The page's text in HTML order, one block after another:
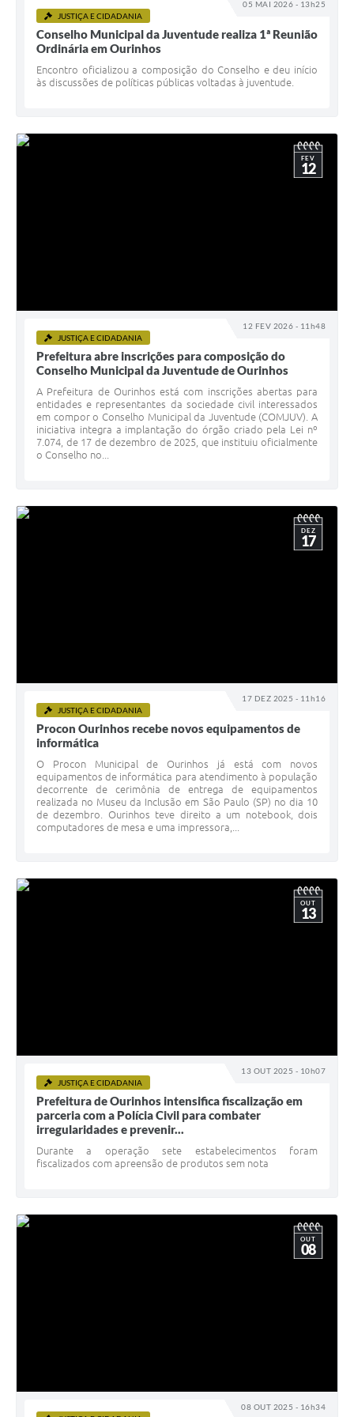
05 MAI 2026 - 13h25
JUSTIÇA E CIDADANIA
Conselho Municipal da Juventude realiza 1ª Reunião
Ordinária em Ourinhos
Encontro oficializou a composição do Conselho e deu início
às discussões de políticas públicas voltadas à juventude.
12 FEV 2026 - 11h48
FEV
12
JUSTIÇA E CIDADANIA
Prefeitura abre inscrições para composição do
Conselho Municipal da Juventude de Ourinhos
A Prefeitura de Ourinhos está com inscrições abertas para
entidades e representantes da sociedade civil interessados
em compor o Conselho Municipal da Juventude (COMJUV). A
iniciativa integra a implantação do órgão criado pela Lei nº
7.074, de 17 de dezembro de 2025, que instituiu oficialmente
o Conselho no...
17 DEZ 2025 - 11h16
DEZ
17
JUSTIÇA E CIDADANIA
Procon Ourinhos recebe novos equipamentos de
informática
O Procon Municipal de Ourinhos já está com novos
equipamentos de informática para atendimento à população
decorrente de cerimônia de entrega de equipamentos
realizada no Museu da Inclusão em São Paulo (SP) no dia 10
de dezembro. Ourinhos teve direito a um notebook, dois
computadores de mesa e uma impressora,...
13 OUT 2025 - 10h07
OUT
13
JUSTIÇA E CIDADANIA
Prefeitura de Ourinhos intensifica fiscalização em
parceria com a Polícia Civil para combater
irregularidades e prevenir...
Durante a operação sete estabelecimentos foram
fiscalizados com apreensão de produtos sem nota
08 OUT 2025 - 16h34
OUT
08